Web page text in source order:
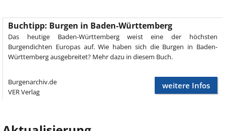
Buchtipp: Burgen in Baden-Württemberg
Das heutige Baden-Württemberg weist eine der höchsten
Burgendichten Europas auf. Wie haben sich die Burgen in Baden-
Württemberg ausgebreitet? Mehr dazu in diesem Buch.
Burgenarchiv.de
VER Verlag
weitere Infos